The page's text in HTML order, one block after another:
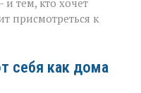
правила
игры»
тем, кто хочет
присмотреться к
себя как дома